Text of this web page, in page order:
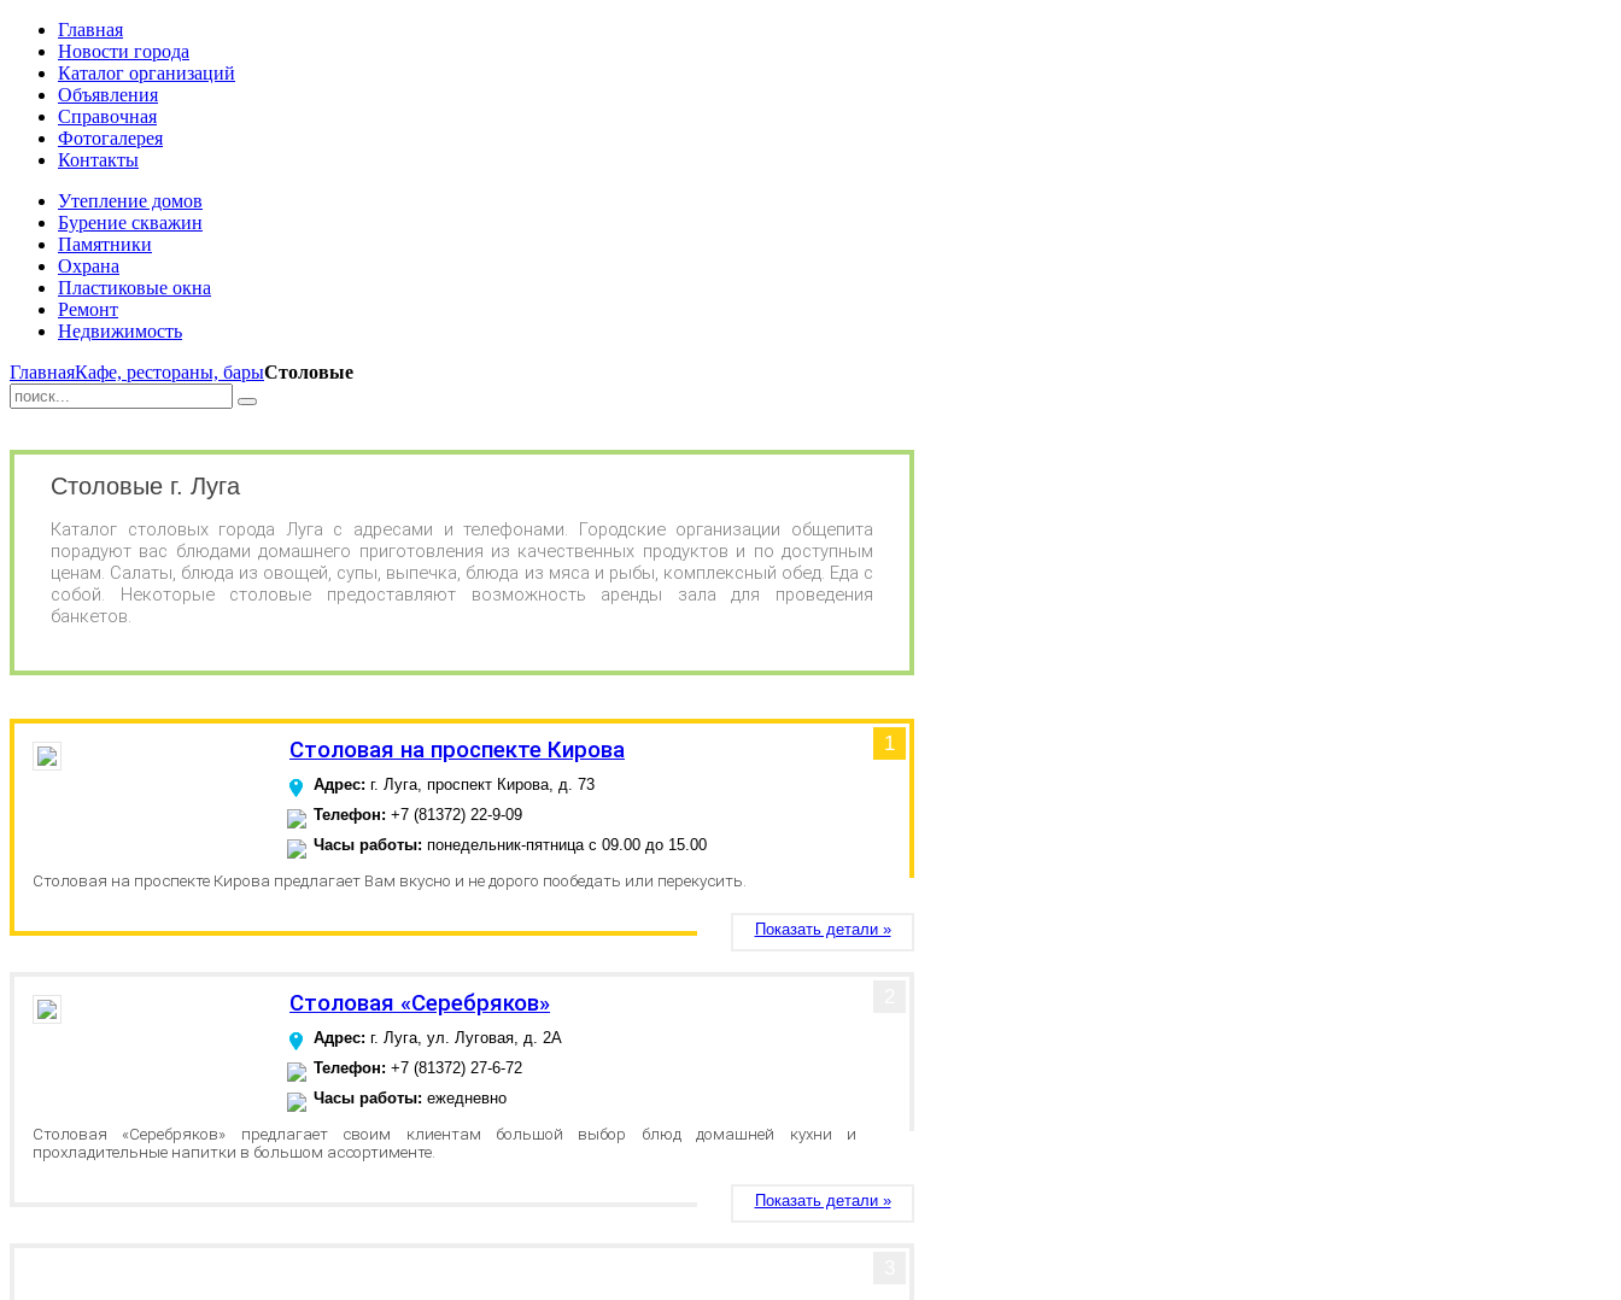
Главная
Новости города
Каталог организаций
Объявления
Справочная
Фотогалерея
Контакты
Утепление домов
Бурение скважин
Памятники
Охрана
Пластиковые окна
Ремонт
Недвижимость
ГлавнаяКафе, рестораны, барыСтоловые
Столовые г. Луга
Каталог столовых города Луга с адресами и телефонами. Городские организации общепита
порадуют вас блюдами домашнего приготовления из качественных продуктов и по доступным
ценам. Салаты, блюда из овощей, супы, выпечка, блюда из мяса и рыбы, комплексный обед. Еда с
собой. Некоторые столовые предоставляют возможность аренды зала для проведения
банкетов.
1
Столовая на проспекте Кирова
Адрес: г. Луга, проспект Кирова, д. 73
Телефон: +7 (81372) 22-9-09
Часы работы: понедельник-пятница с 09.00 до 15.00
Столовая на проспекте Кирова предлагает Вам вкусно и не дорого пообедать или перекусить.
Показать детали »
Столовая «Серебряков»
Адрес: г. Луга, ул. Луговая, д. 2А
Телефон: +7 (81372) 27-6-72
Часы работы: ежедневно
Столовая «Серебряков» предлагает своим клиентам большой выбор блюд домашней кухни и
прохладительные напитки в большом ассортименте.
Показать детали »